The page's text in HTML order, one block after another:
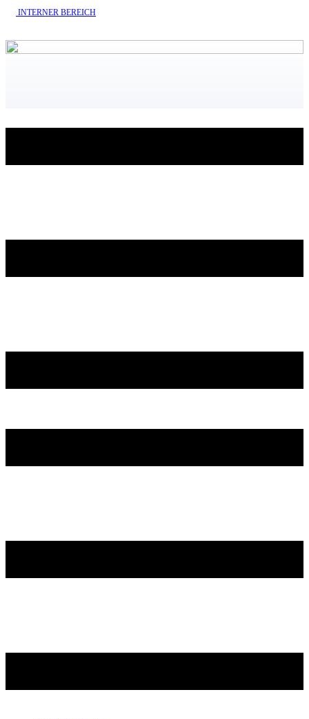
INTERNE​R BEREICH